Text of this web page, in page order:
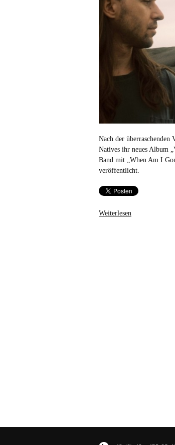
Nach der
Natives ihr neues Album
Band mit „When Am I
veröffentlicht.
Weiterlesen